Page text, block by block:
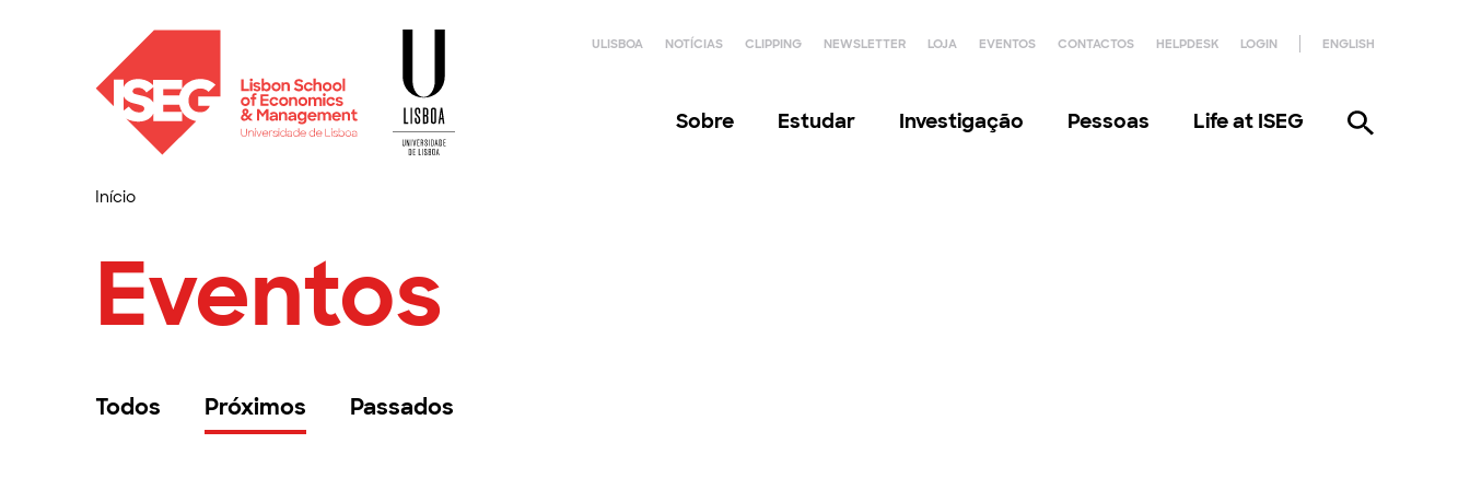
ULISBOA NOTÍCIAS CLIPPING NEWSLETTER LOJA EVENTOS CONTACTOS HELPDESK LOGIN ENGLISH
Sobre Estudar Investigação Pessoas Life at ISEG
Início
Eventos
Todos Próximos Passados